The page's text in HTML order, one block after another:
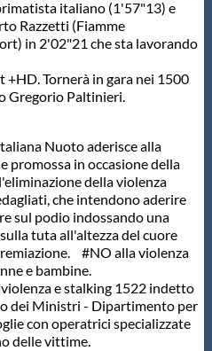
italiano (1'57"13) e
Razzetti (Fiamme
in 2'02"21 che sta lavorando
+HD. Tornerà in gara nei 1500
Gregorio Paltinieri.
Nuoto aderisce alla
promossa in occasione della
della violenza
che intendono aderire
sul podio indossando una
tuta all'altezza del cuore
#NO alla violenza
e bambine.
e stalking 1522 indetto
dei Ministri - Dipartimento per
con operatrici specializzate
delle vittime.